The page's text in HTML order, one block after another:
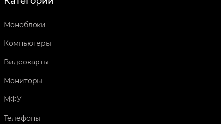
Моноблоки
Компьютеры
Видеокарты
Мониторы
МФУ
Телефоны